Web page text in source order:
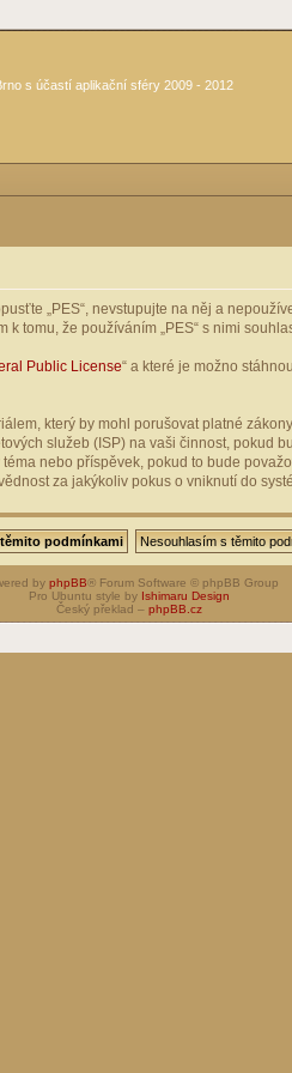
s účastí aplikační sféry 2009 - 2012
„PES“, nevstupujte na něj a
tomu, že používáním „PES“ s nimi
Public License“ a které je možno
který by mohl porušovat platné
služeb (ISP) na vaši činnost,
nebo příspěvek, pokud to bude
za jakýkoliv pokus o vniknutí do
by phpBB® Forum Software © phpBB Group
Pro Ubuntu style by Ishimaru Design
Český překlad – phpBB.cz